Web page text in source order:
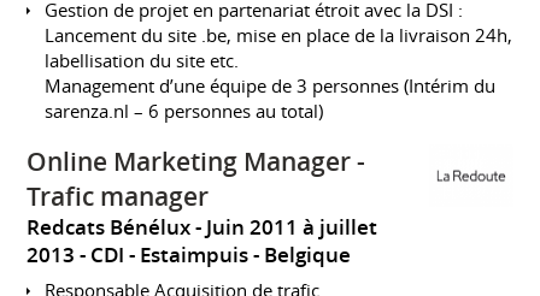
Gestion de projet en partenariat étroit avec la DSI :
Lancement du site .be, mise en place de la livraison 24h,
labellisation du site etc.
Management d’une équipe de 3 personnes (Intérim du
sarenza.nl – 6 personnes au total)
Online Marketing Manager -
Trafic manager
Redcats Bénélux
Juin 2011 à juillet
2013 CDI Estaimpuis Belgique
Responsable Acquisition de trafic